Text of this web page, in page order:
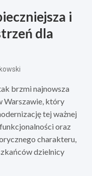
i
dla
brzmi najnowsza
Warszawie, który
tej ważnej
oraz
charakteru,
dzielnicy